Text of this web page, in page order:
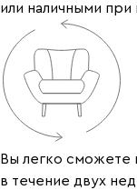
или наличными при
Вы легко сможете
в течение двух